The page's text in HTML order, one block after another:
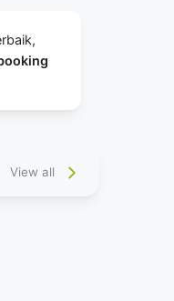
View all